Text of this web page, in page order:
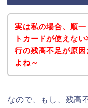
実は私の場合、順
トカードが使えな
行の残高不足が原
よね～
なので、もし、残高